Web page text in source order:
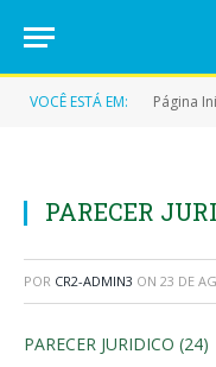
VOCÊ ESTÁ EM: Página
PARECER
POR CR2-ADMIN3 ON 23 DE
PARECER JURIDICO (24)